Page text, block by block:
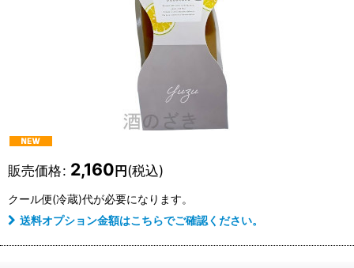
販売価格: 2,160 円 (税込)
クール便(冷蔵)代が必要になります。
送料オプション金額はこちらでご確認ください。